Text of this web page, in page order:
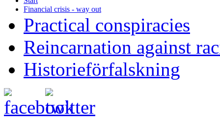
Financial crisis - way out
Practical conspiracies
Reincarnation against
Historieförfalskning